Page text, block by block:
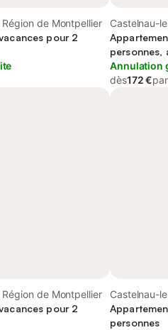
de Montpellier
pour 2
Castelnau-
personnes,
Annulation
dès172 €
de Montpellier
pour 2
Castelnau-
personnes